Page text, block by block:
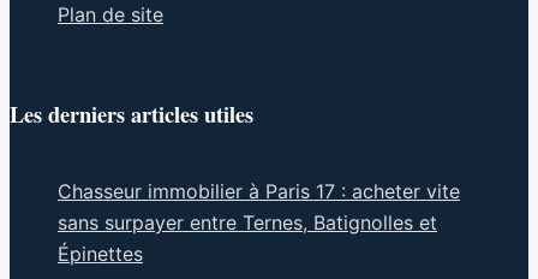
Plan de site
Les derniers articles utiles
Chasseur immobilier à Paris 17 : acheter vite
sans surpayer entre Ternes, Batignolles et
Épinettes